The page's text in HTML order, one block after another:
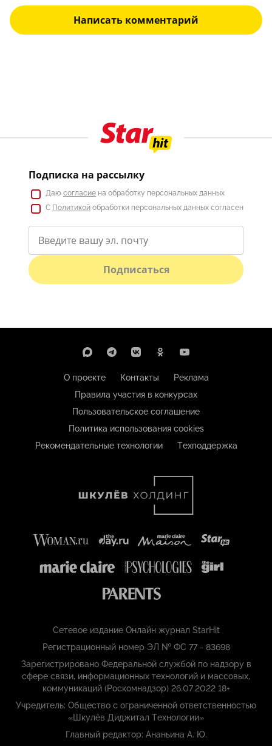
Написать комментарий
Подписка на рассылку
Даю согласие на обработку персональных данных
С Политикой обработки персональных данных согласен
Подписаться
О проекте Контакты
Реклама
Правила участия в конкурсах
Пользовательское соглашение
Политика использования cookies
Рекомендательные технологии
Техподдержка
Сетевое издание Онлайн журнал StarHit
Регистрационный номер ЭЛ № ФС 77 - 83698
Зарегистрировано Федеральной службой по надзору в
сфере связи, информационных технологий и массовых,
коммуникаций (Роскомнадзор) 26.07.2022 18+
Учредитель: Общество с ограниченной ответственностью
«Шкулёв Диджитал Технологии»
Главный редактор: Ананьина А. Ю.